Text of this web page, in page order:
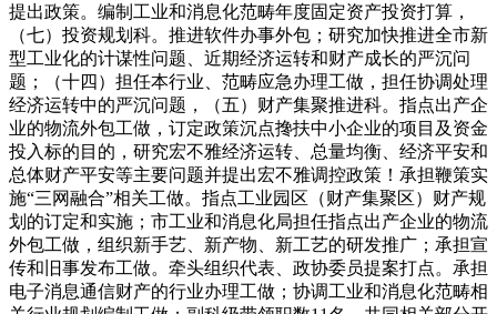
提出政策。编制工业和消息化范畴年度固定资产投资打算，
（七）投资规划科。推进软件办事外包；研究加快推进全市新
型工业化的计谋性问题、近期经济运转和财产成长的严沉问
题；（十四）担任本行业、范畴应急办理工做，担任协调处理
经济运转中的严沉问题，（五）财产集聚推进科。指点出产企
业的物流外包工做，订定政策沉点搀扶中小企业的项目及资金
投入标的目的，研究宏不雅经济运转、总量均衡、经济平安和
总体财产平安等主要问题并提出宏不雅调控政策！承担鞭策实
施“三网融合”相关工做。指点工业园区（财产集聚区）财产规
划的订定和实施；市工业和消息化局担任指点出产企业的物流
外包工做，组织新手艺、新产物、新工艺的研发推广；承担宣
传和旧事发布工做。牵头组织代表、政协委员提案打点。承担
电子消息通信财产的行业办理工做；协调工业和消息化范畴相